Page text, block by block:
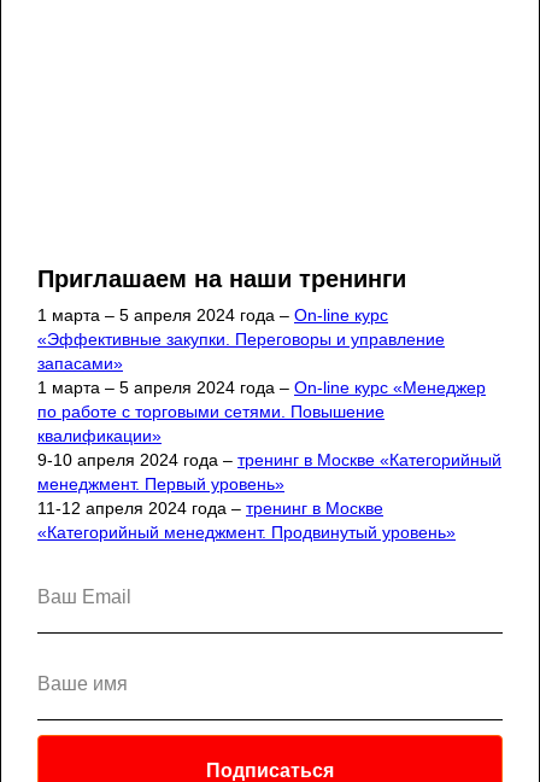
Приглашаем на наши тренинги
1 марта – 5 апреля 2024 года – On-line курс
«Эффективные закупки. Переговоры и управление
запасами»
1 марта – 5 апреля 2024 года – On-line курс «Менеджер
по работе с торговыми сетями. Повышение
квалификации»
9-10 апреля 2024 года – тренинг в Москве «Категорийный
менеджмент. Первый уровень»
11-12 апреля 2024 года – тренинг в Москве
«Категорийный менеджмент. Продвинутый уровень»
Подписаться
Главная Сергей Илюха Обучение
Новости Школа поставщика
CATMAN SCHOOL
Расписание Блог
Политика конфиденциальности
© 2013-2025. ООО "Лига Коммерсантов",